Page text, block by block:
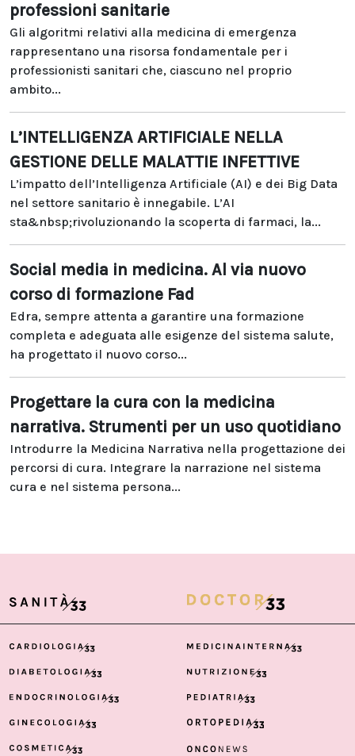
professioni sanitarie
Gli algoritmi relativi alla medicina di emergenza
rappresentano una risorsa fondamentale per i
professionisti sanitari che, ciascuno nel proprio
ambito...
L’INTELLIGENZA ARTIFICIALE NELLA
GESTIONE DELLE MALATTIE INFETTIVE
L’impatto dell’Intelligenza Artificiale (AI) e dei Big Data
nel settore sanitario è innegabile. L’AI
sta&nbsp;rivoluzionando la scoperta di farmaci, la...
Social media in medicina. Al via nuovo
corso di formazione Fad
Edra, sempre attenta a garantire una formazione
completa e adeguata alle esigenze del sistema salute,
ha progettato il nuovo corso...
Progettare la cura con la medicina
narrativa. Strumenti per un uso quotidiano
Introdurre la Medicina Narrativa nella progettazione dei
percorsi di cura. Integrare la narrazione nel sistema
cura e nel sistema persona...